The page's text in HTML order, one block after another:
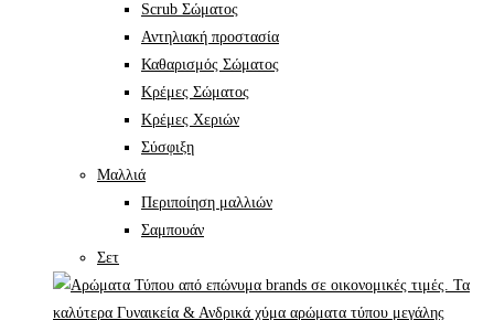
Scrub Σώματος
Αντηλιακή προστασία
Καθαρισμός Σώματος
Κρέμες Σώματος
Κρέμες Χεριών
Σύσφιξη
Mαλλιά
Περιποίηση μαλλιών
Σαμπουάν
Σετ